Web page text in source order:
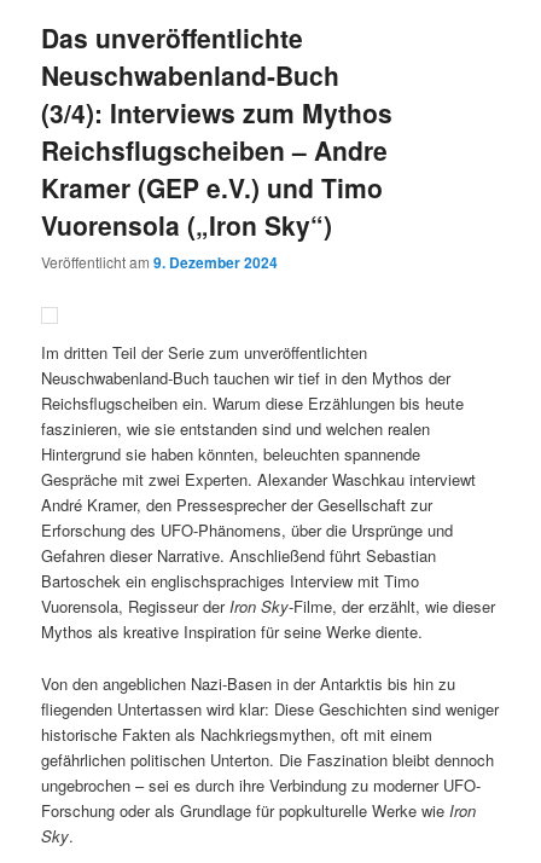
Das unveröffentlichte
Neuschwabenland-Buch
(3/4): Interviews zum Mythos
Reichsflugscheiben – Andre
Kramer (GEP e.V.) und Timo
Vuorensola („Iron Sky“)
Veröffentlicht am9. Dezember 2024
Im dritten Teil der Serie zum unveröffentlichten
Neuschwabenland-Buch tauchen wir tief in den Mythos der
Reichsflugscheiben ein. Warum diese Erzählungen bis heute
faszinieren, wie sie entstanden sind und welchen realen
Hintergrund sie haben könnten, beleuchten spannende
Gespräche mit zwei Experten. Alexander Waschkau interviewt
André Kramer, den Pressesprecher der Gesellschaft zur
Erforschung des UFO-Phänomens, über die Ursprünge und
Gefahren dieser Narrative. Anschließend führt Sebastian
Bartoschek ein englischsprachiges Interview mit Timo
Vuorensola, Regisseur derIron Sky-Filme, der erzählt, wie dieser
Mythos als kreative Inspiration für seine Werke diente.
Von den angeblichen Nazi-Basen in der Antarktis bis hin zu
fliegenden Untertassen wird klar: Diese Geschichten sind weniger
historische Fakten als Nachkriegsmythen, oft mit einem
gefährlichen politischen Unterton. Die Faszination bleibt dennoch
ungebrochen – sei es durch ihre Verbindung zu moderner UFO-
Forschung oder als Grundlage für popkulturelle Werke wie Iron
Sky.